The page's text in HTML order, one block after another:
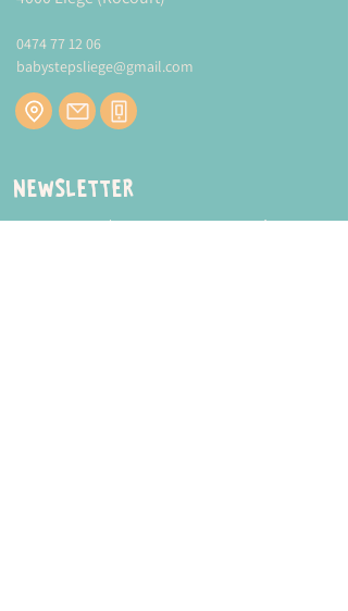
Modes et tarifs de livraison :
0474 77 12 06
babystepsliege@gmail.com
Newsletter
Inscrivez-vous à notre newsletter pour être